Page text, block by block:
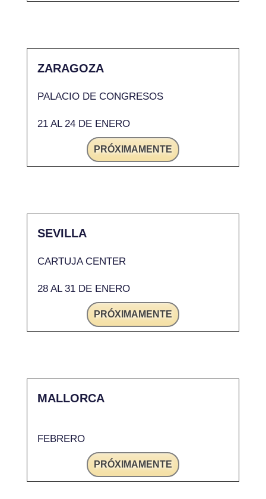
ZARAGOZA
PALACIO DE CONGRESOS
21 AL 24 DE ENERO
PRÓXIMAMENTE
SEVILLA
CARTUJA CENTER
28 AL 31 DE ENERO
PRÓXIMAMENTE
MALLORCA
FEBRERO
PRÓXIMAMENTE